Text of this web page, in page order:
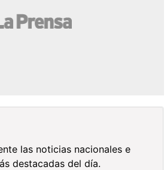
las noticias nacionales e
destacadas del día.